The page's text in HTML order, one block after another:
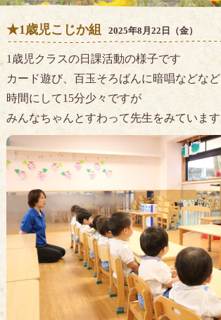
★1歳児こじか組 2025年8月22日（金）
1歳児クラスの日課活動の様子です
カード遊び、百玉そろばんに暗唱などなど
時間にして15分少々ですが
みんなちゃんとすわって先生をみています